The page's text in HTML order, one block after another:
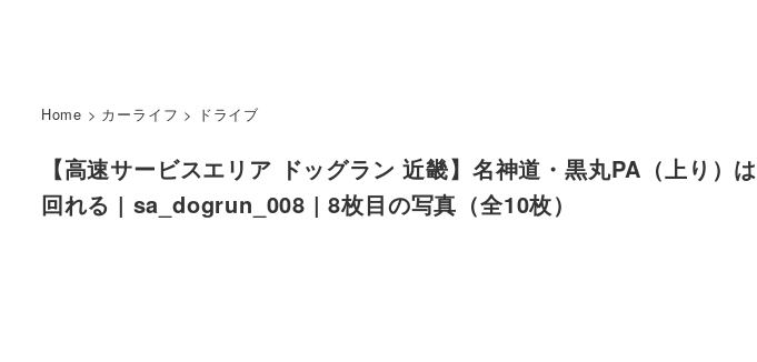
Home > カーライフ > ドライブ
【高速サービスエリア ドッグラン 近畿】名神道・黒丸PA（上り）
回れる | sa_dogrun_008 | 8枚目の写真（全10枚）